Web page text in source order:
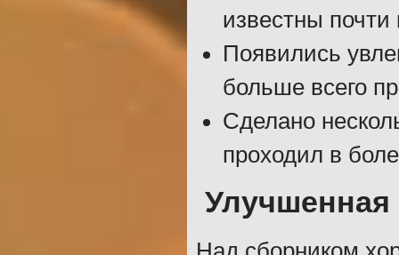
известны почти
Появились
больше всего
Сделано
проходил в
Улучшенная